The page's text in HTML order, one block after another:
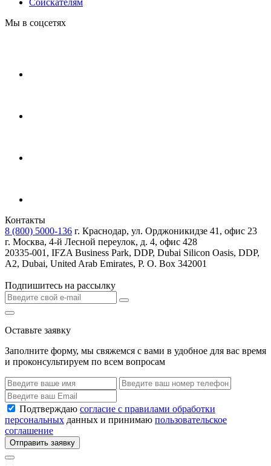
Соискателям
Мы в соцсетях
Контакты
8 (800) 5000-136 г. Краснодар, ул. Орджоникидзе 41, офис 23
г. Москва, 4-й Лесной переулок, д. 4, офис 428
20335-001, IFZA Business Park, DDP, Dubai Silicon Oasis, DDP,
A2, Dubai, United Arab Emirates, P. O. Box 342001
Подпишитесь на рассылку
Оставьте заявку
Заполните форму, мы свяжемся с вами в удобное для вас время
и проконсультируем по всем вопросам
Подтверждаю согласие с правилами обработки
персональных данных и принимаю пользовательское
соглашение
Отправить заявку